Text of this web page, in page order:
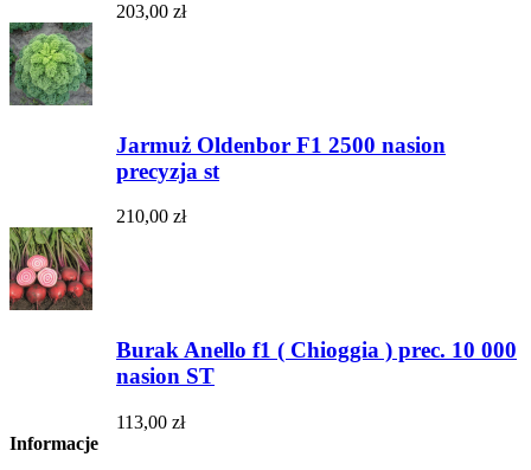
203,00 zł
Jarmuż Oldenbor F1 2500 nasion
precyzja st
210,00 zł
Burak Anello f1 ( Chioggia ) prec. 10 000
nasion ST
113,00 zł
Informacje